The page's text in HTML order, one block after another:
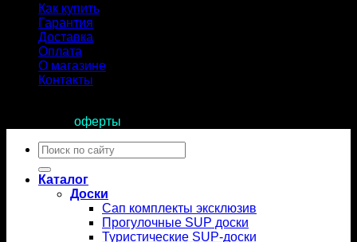
Как купить
Гарантия
Доставка
Оплата
О магазине
Контакты
оферты
Искать:
Каталог
Доски
Сап комплекты эксклюзив
Прогулочные SUP доски
Туристические SUP-доски